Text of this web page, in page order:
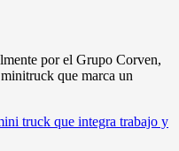
por el Grupo Corven,
que marca un
truck que integra trabajo y